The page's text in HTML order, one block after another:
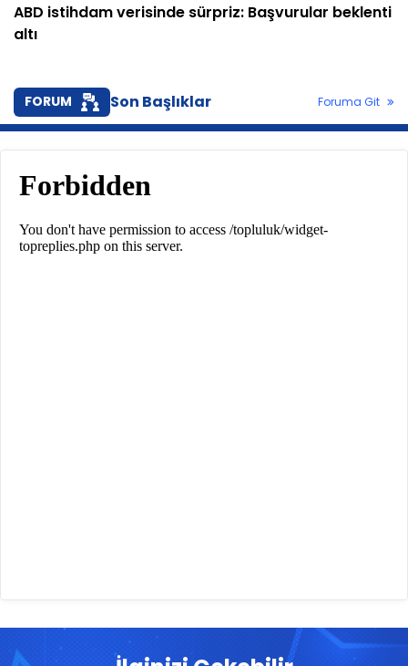
ABD istihdam verisinde sürpriz: Başvurular beklenti
altı
FORUM Son Başlıklar Foruma Git